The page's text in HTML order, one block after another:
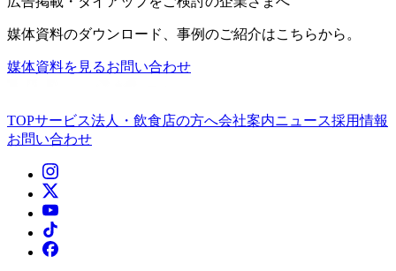
媒体資料のダウンロード、事例のご紹介はこちらから。
媒体資料を見るお問い合わせ
TOPサービス法人・飲食店の方へ会社案内ニュース採用情報
お問い合わせ